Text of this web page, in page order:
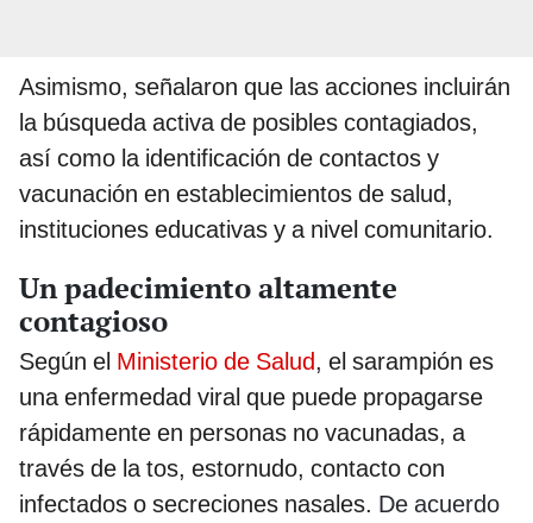
Asimismo, señalaron que las acciones incluirán
la búsqueda activa de posibles contagiados,
así como la identificación de contactos y
vacunación en establecimientos de salud,
instituciones educativas y a nivel comunitario.
Un padecimiento altamente
contagioso
Según el Ministerio de Salud, el sarampión es
una enfermedad viral que puede propagarse
rápidamente en personas no vacunadas, a
través de la tos, estornudo, contacto con
infectados o secreciones nasales. De acuerdo